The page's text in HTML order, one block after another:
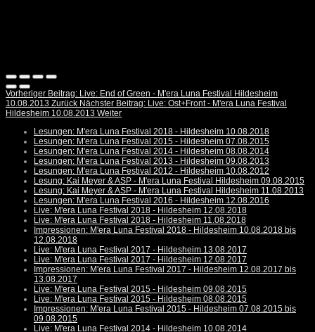
Vorheriger Beitrag: Live: End of Green - M'era Luna Festival Hildesheim
10.08.2013 Zurück Nächster Beitrag: Live: Ost+Front - M'era Luna Festival
Hildesheim 10.08.2013 Weiter
Lesungen: M'era Luna Festival 2018 - Hildesheim 10.08.2018
Lesungen: M'era Luna Festival 2015 - Hildesheim 07.08.2015
Lesungen: M'era Luna Festival 2014 - Hildesheim 08.08.2014
Lesungen: M'era Luna Festival 2013 - Hildesheim 09.08.2013
Lesungen: M'era Luna Festival 2012 - Hildesheim 10.08.2012
Lesung: Kai Meyer & ASP - M'era Luna Festival Hildesheim 09.08.2015
Lesung: Kai Meyer & ASP - M'era Luna Festival Hildesheim 11.08.2013
Lesungen: M'era Luna Festival 2016 - Hildesheim 12.08.2016
Live: M'era Luna Festival 2018 - Hildesheim 12.08.2018
Live: M'era Luna Festival 2018 - Hildesheim 11.08.2018
Impressionen: M'era Luna Festival 2018 - Hildesheim 10.08.2018 bis
12.08.2018
Live: M'era Luna Festival 2017 - Hildesheim 13.08.2017
Live: M'era Luna Festival 2017 - Hildesheim 12.08.2017
Impressionen: M'era Luna Festival 2017 - Hildesheim 12.08.2017 bis
13.08.2017
Live: M'era Luna Festival 2015 - Hildesheim 09.08.2015
Live: M'era Luna Festival 2015 - Hildesheim 08.08.2015
Impressionen: M'era Luna Festival 2015 - Hildesheim 07.08.2015 bis
09.08.2015
Live: M'era Luna Festival 2014 - Hildesheim 10.08.2014